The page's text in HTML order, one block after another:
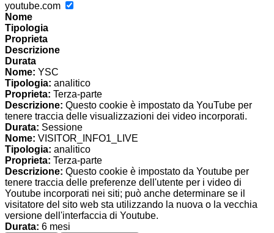
youtube.com
Nome
Tipologia
Proprieta
Descrizione
Durata
Nome: YSC
Tipologia: analitico
Proprieta: Terza-parte
Descrizione: Questo cookie è impostato da YouTube per
tenere traccia delle visualizzazioni dei video incorporati.
Durata: Sessione
Nome: VISITOR_INFO1_LIVE
Tipologia: analitico
Proprieta: Terza-parte
Descrizione: Questo cookie è impostato da Youtube per
tenere traccia delle preferenze dell'utente per i video di
Youtube incorporati nei siti; può anche determinare se il
visitatore del sito web sta utilizzando la nuova o la vecchia
versione dell'interfaccia di Youtube.
Durata: 6 mesi